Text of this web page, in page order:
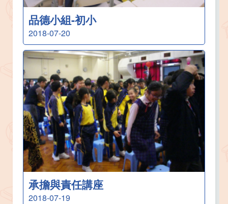
品德小組-初小
2018-07-20
承擔與責任講座
2018-07-19